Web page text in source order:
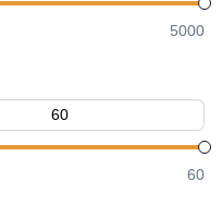
5000
60